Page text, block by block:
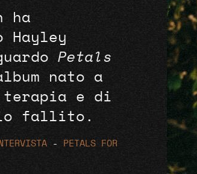
ha
Petals
nato a
terapia e di
fallito.
-
PETALS FOR